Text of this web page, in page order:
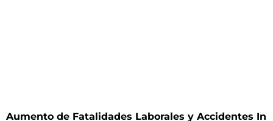
Aumento de Fatalidades Laborales y Accidentes In